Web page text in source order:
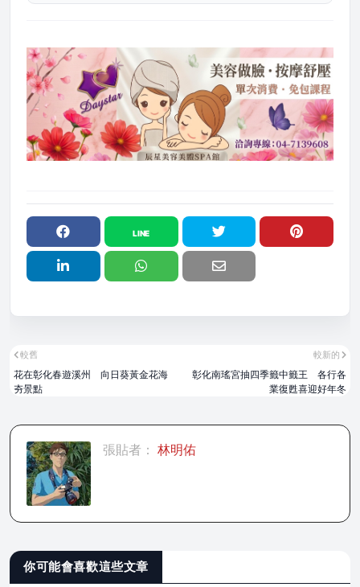
較新的
彰化南瑤宮抽四季籤中籤王 各行各
業復甦喜迎好年冬
較舊
花在彰化春遊溪州 向日葵黃金花海
夯景點
張貼者： 林明佑
你可能會喜歡這些文章